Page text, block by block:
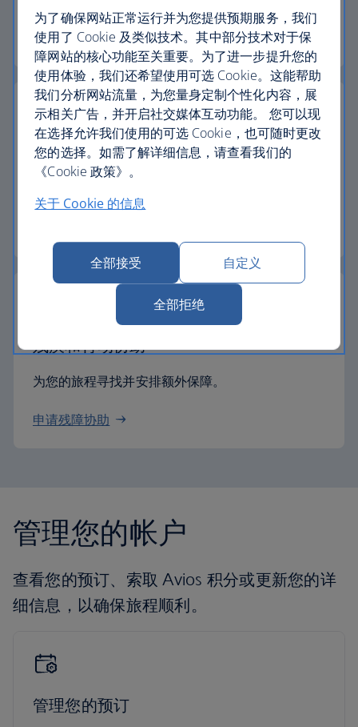
了解有关代金券的更多信息
护照、签证和入境要求
残疾和行动协助
为您的旅程寻找并安排额外保障。
申请残障协助
管理您的帐户
查看您的预订、索取 Avios 积分或更新您的详
细信息，以确保旅程顺利。
管理您的预订
为了确保网站正常运行并为您提供预期服务，我们
使用了 Cookie 及类似技术。其中部分技术对于保
障网站的核心功能至关重要。为了进一步提升您的
使用体验，我们还希望使用可选 Cookie。这能帮助
我们分析网站流量，为您量身定制个性化内容，展
示相关广告，并开启社交媒体互动功能。 您可以现
在选择允许我们使用的可选 Cookie，也可随时更改
您的选择。如需了解详细信息，请查看我们的
《Cookie 政策》。
关于 Cookie 的信息
全部接受 自定义
全部拒绝